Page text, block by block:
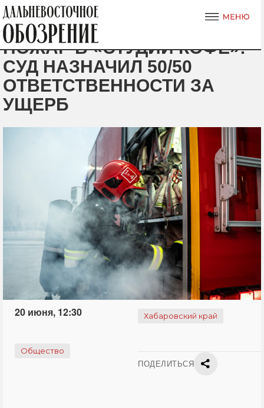
ПОЖАР В «СТУДИИ КОФЕ»:
СУД НАЗНАЧИЛ 50/50
ОТВЕТСТВЕННОСТИ ЗА
УЩЕРБ
20 июня, 12:30 Хабаровский край
Общество
ПОДЕЛИТЬСЯ